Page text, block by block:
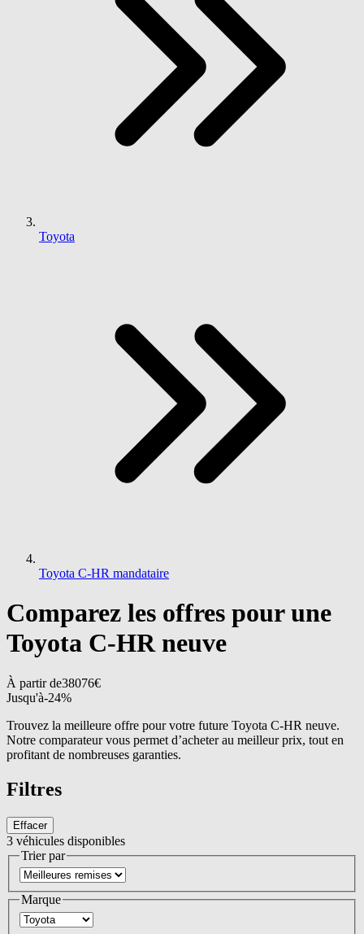
Toyota
Toyota C-HR mandataire
Comparez les offres pour une
Toyota C-HR neuve
À partir de38076€
Jusqu'à-24%
Trouvez la meilleure offre pour votre future Toyota C-HR neuve.
Notre comparateur vous permet d’acheter au meilleur prix, tout en
profitant de nombreuses garanties.
Filtres
Effacer
3 véhicules disponibles
Trier par
Marque